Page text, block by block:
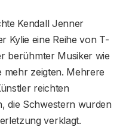
Kendall Jenner
Kylie eine Reihe von T-
berühmter Musiker wie
mehr zeigten. Mehrere
reichten
die Schwestern wurden
verklagt.